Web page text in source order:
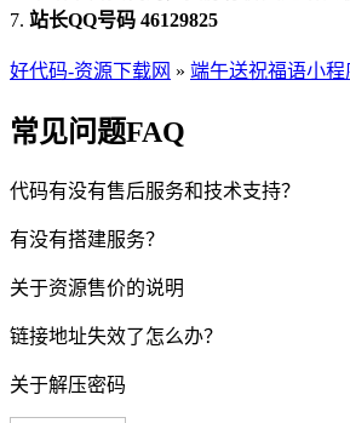
7. 站长QQ号码 46129825
好代码-资源下载网 » 端午送祝福语小程
常见问题FAQ
代码有没有售后服务和技术支持？
有没有搭建服务？
关于资源售价的说明
链接地址失效了怎么办？
关于解压密码